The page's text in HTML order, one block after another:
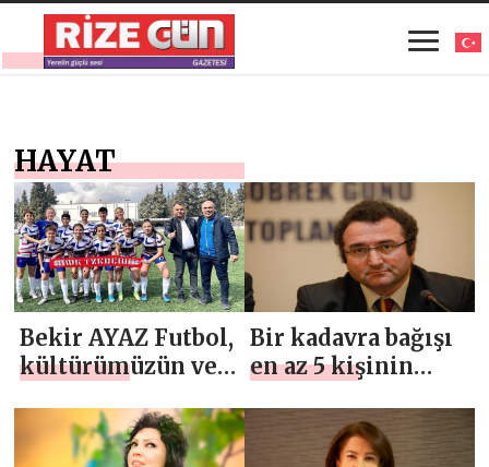
HAYAT
Bekir AYAZ Futbol,
kültürümüzün ve
hayatımızın bir
parçasıdır
Bir kadavra bağışı
en az 5 kişinin
kurtarırken